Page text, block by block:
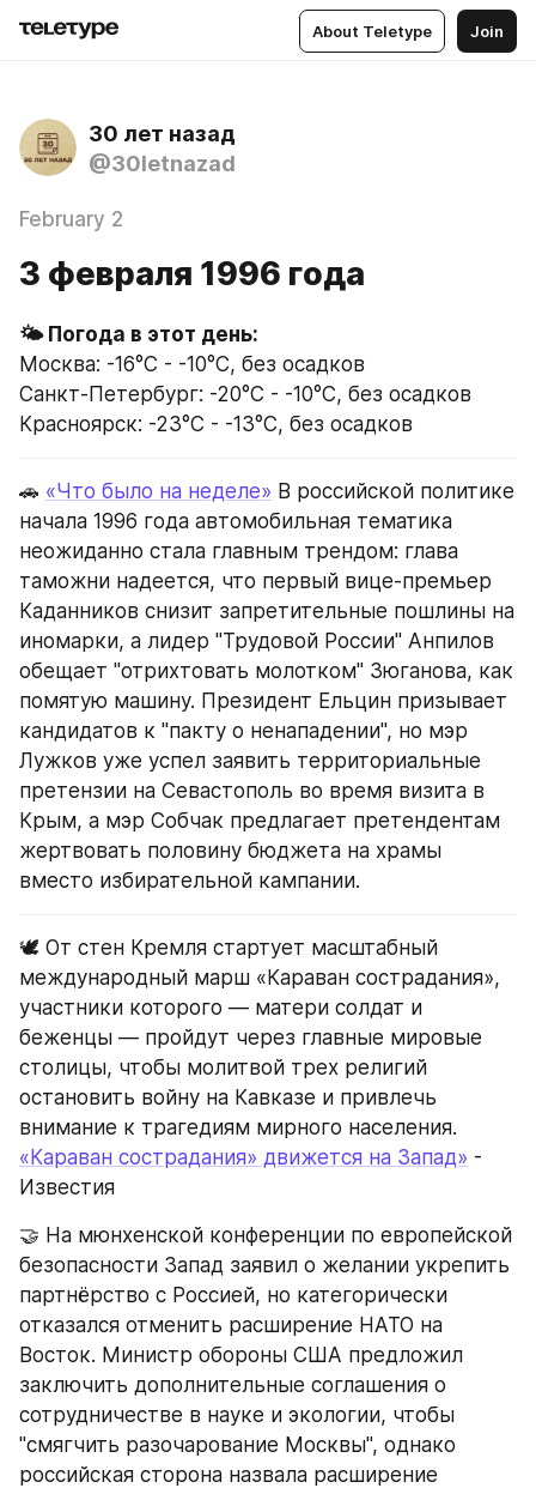
About Teletype Join
30 лет назад
@30letnazad
February 2
3 февраля 1996 года
Москва: -16°C - -10°C, без осадков
Санкт-Петербург: -20°C - -10°C, без осадков
Красноярск: -23°C - -13°C, без осадков
🚗 «Что было на неделе» В российской политике
начала 1996 года автомобильная тематика
неожиданно стала главным трендом: глава
таможни надеется, что первый вице-премьер
Каданников снизит запретительные пошлины на
иномарки, а лидер "Трудовой России" Анпилов
обещает "отрихтовать молотком" Зюганова, как
помятую машину. Президент Ельцин призывает
кандидатов к "пакту о ненападении", но мэр
Лужков уже успел заявить территориальные
претензии на Севастополь во время визита в
Крым, а мэр Собчак предлагает претендентам
жертвовать половину бюджета на храмы
вместо избирательной кампании.
🕊️ От стен Кремля стартует масштабный
международный марш «Караван сострадания»,
участники которого — матери солдат и
беженцы — пройдут через главные мировые
столицы, чтобы молитвой трех религий
остановить войну на Кавказе и привлечь
внимание к трагедиям мирного населения.
«Караван сострадания» движется на Запад» -
Известия
🤝 На мюнхенской конференции по европейской
безопасности Запад заявил о желании укрепить
партнёрство с Россией, но категорически
отказался отменить расширение НАТО на
Восток. Министр обороны США предложил
заключить дополнительные соглашения о
сотрудничестве в науке и экологии, чтобы
"смягчить разочарование Москвы", однако
российская сторона назвала расширение